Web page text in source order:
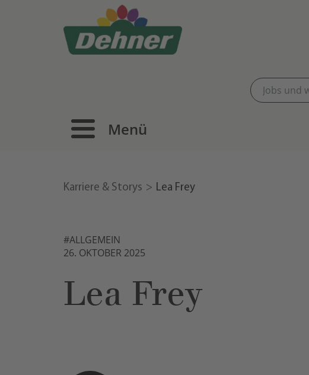
Menü
Karriere & Storys Lea Frey
#ALLGEMEIN
26. OKTOBER 2025
Lea Frey